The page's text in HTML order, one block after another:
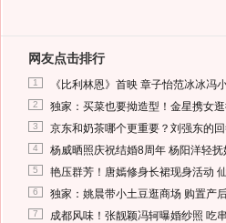
网友点击排行
1 《比利林恩》首映 章子怡范冰冰冯
2 独家：买菜也要拗造型！金星携女
3 京东和奶茶哪个更重要？刘强东的回
4 杨威晒照庆祝结婚8周年 杨阳洋轻
5 艳压群芳！唐嫣修身长裙现身活动
6 独家：姚晨带小土豆逛商场 购置产
7 成都风味！张靓颖冯轲曝婚纱照 吃